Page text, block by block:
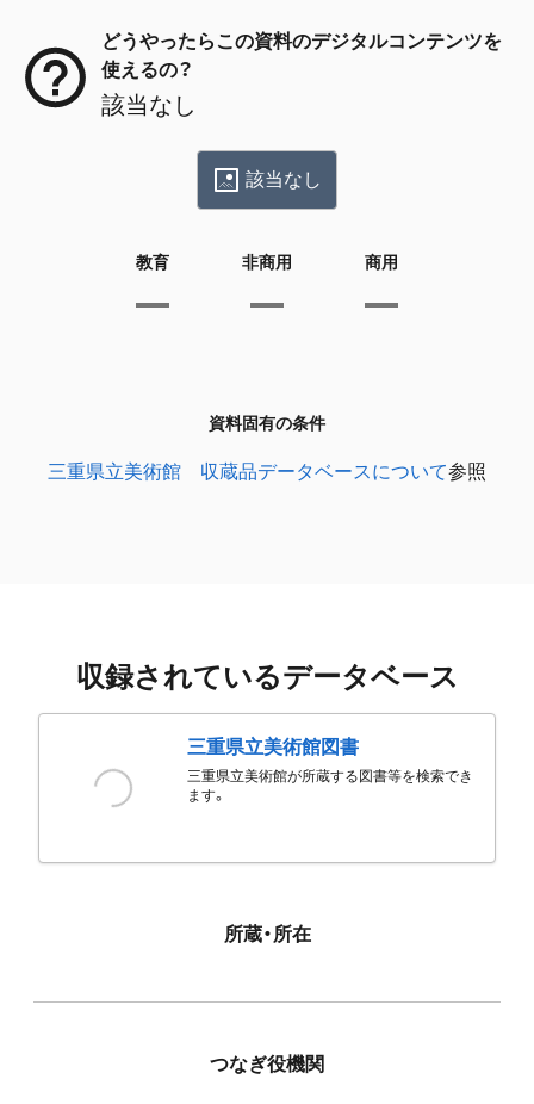
どうやったらこの資料のデジタルコンテンツを
使えるの？
該当なし
該当なし
教育 非商用 商用
資料固有の条件
三重県立美術館 収蔵品データベースについて参照
収録されているデータベース
三重県立美術館図書
三重県立美術館が所蔵する図書等を検索でき
ます。
所蔵・所在
つなぎ役機関